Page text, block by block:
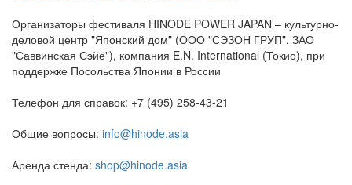
Организаторы фестиваля HINODE POWER JAPAN – культурно-
деловой центр "Японский дом" (ООО "СЭЗОН ГРУП", ЗАО
"Саввинская Сэйё"), компания E.N. International (Токио), при
поддержке Посольства Японии в России
Телефон для справок: +7 (495) 258-43-21
Общие вопросы: info@hinode.asia
Аренда стенда: shop@hinode.asia